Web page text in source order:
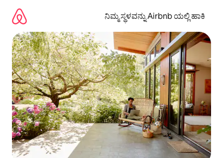
ಹೋಗಿ
ನಿಮ್ಮ ಸ್ಥಳವನ್ನು Airbnb ಯಲ್ಲಿ ಹಾಕಿ